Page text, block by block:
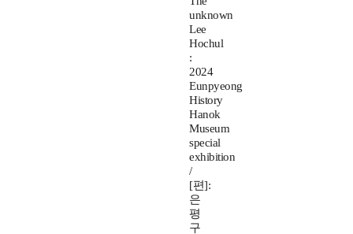
unknown
Lee
Hochul
:
2024
Eunpyeong
History
Hanok
Museum
special
exhibition
/
[편]:
은
평
구